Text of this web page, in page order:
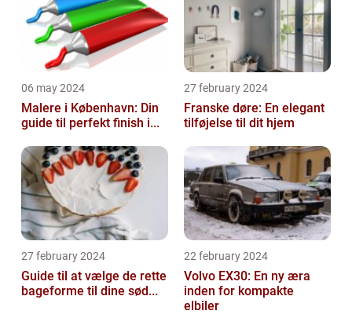
06 may 2024
Malere i København: Din
guide til perfekt finish i...
27 february 2024
Franske døre: En elegant
tilføjelse til dit hjem
27 february 2024
Guide til at vælge de rette
bageforme til dine sød...
22 february 2024
Volvo EX30: En ny æra
inden for kompakte
elbiler